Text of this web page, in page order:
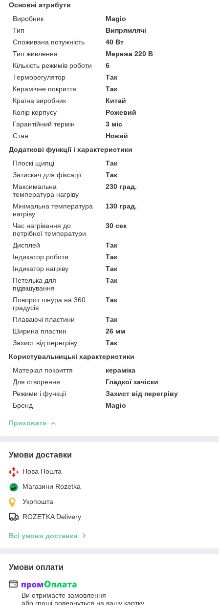
Основні атрибути
Виробник
Magio
Тип
Випрямлячі
Споживана потужність
40 Вт
Тип живлення
Мережа 220 В
Кількість режимів роботи
6
Терморегулятор
Так
Керамічне покриття
Так
Країна виробник
Китай
Колір корпусу
Рожевий
Гарантійний термін
3 міс
Стан
Новий
Додаткові функції і характеристики
Плоскі щипці
Так
Затискач для фіксації
Так
Максимальна
температура нагріву
230 град.
Мінімальна температура
нагріву
130 град.
Час нагрівання до
потрібної температури
30 сек
Дисплей
Так
Індикатор роботи
Так
Індикатор нагріву
Так
Петелька для
підвішування
Так
Поворот шнура на 360
градусів
Так
Плаваючі пластини
Так
Ширина пластин
26 мм
Захист від перегріву
Так
Користувальницькі характеристики
Матеріал покриття
кераміка
Для створення
Гладкої зачіски
Режими і функції
Захист від перегріву
Бренд
Magio
Приховати
Умови доставки
Нова Пошта
Магазини Rozetka
Укрпошта
ROZETKA Delivery
Всі умови доставки
Умови оплати
Ви отримаєте замовлення
або гроші повернуться на вашу картку